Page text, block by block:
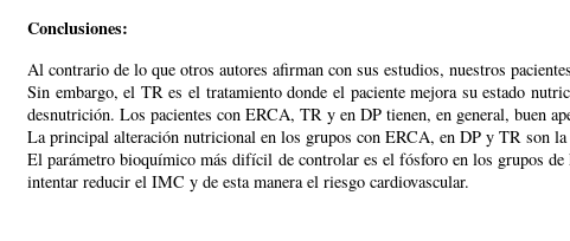
Conclusiones:
Al contrario de lo que otros autores afirman con sus estudios, nuestros
Sin embargo, el TR es el tratamiento donde el paciente mejora su estado
desnutrición. Los pacientes con ERCA, TR y en DP tienen, en general, buen
La principal alteración nutricional en los grupos con ERCA, en DP y TR son la
El parámetro bioquímico más difícil de controlar es el fósforo en los grupos
intentar reducir el IMC y de esta manera el riesgo cardiovascular.